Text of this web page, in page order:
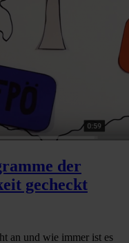
der
gecheckt
an und wie immer ist es